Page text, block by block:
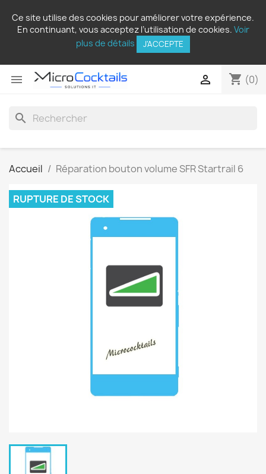
Ce site utilise des cookies pour améliorer votre expérience.
En continuant, vous acceptez l’utilisation de cookies. Voir
plus de détails
J'ACCEPTE
 shopping_cart (0)

search
Accueil Réparation bouton volume SFR Startrail 6
RUPTURE DE STOCK